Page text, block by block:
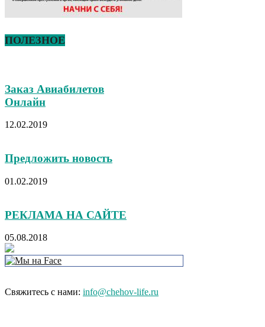
ПОЛЕЗНОЕ
Заказ Авиабилетов
Онлайн
12.02.2019
Предложить новость
01.02.2019
РЕКЛАМА НА САЙТЕ
05.08.2018
Свяжитесь с нами: info@chehov-life.ru